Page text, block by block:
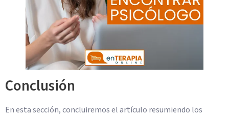
Conclusión
En esta sección, concluiremos el artículo resumiendo los